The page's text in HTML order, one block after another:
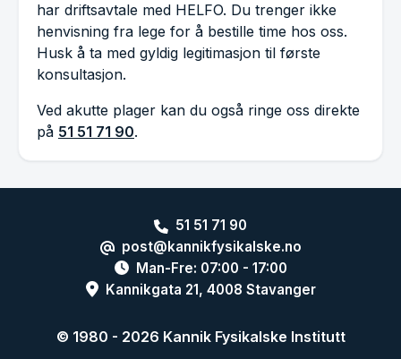
har driftsavtale med HELFO. Du trenger ikke
henvisning fra lege for å bestille time hos oss.
Husk å ta med gyldig legitimasjon til første
konsultasjon.
Ved akutte plager kan du også ringe oss direkte
på 51 51 71 90.
51 51 71 90
post@kannikfysikalske.no
Man-Fre: 07:00 - 17:00
Kannikgata 21, 4008 Stavanger
© 1980 - 2026 Kannik Fysikalske Institutt